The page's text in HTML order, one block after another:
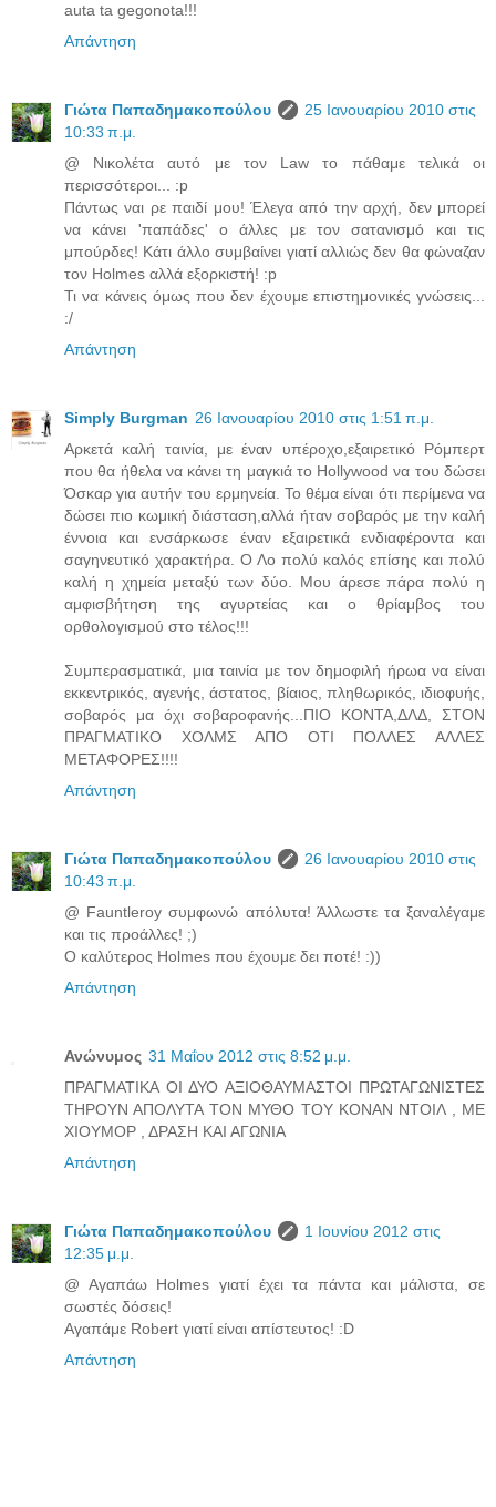
auta ta gegonota!!!
Απάντηση
Γιώτα Παπαδημακοπούλου
25 Ιανουαρίου 2010 στις
10:33 π.μ.
@ Νικολέτα αυτό με τον Law το πάθαμε τελικά οι
περισσότεροι... :p
Πάντως ναι ρε παιδί μου! Έλεγα από την αρχή, δεν μπορεί
να κάνει 'παπάδες' ο άλλες με τον σατανισμό και τις
μπούρδες! Κάτι άλλο συμβαίνει γιατί αλλιώς δεν θα φώναζαν
τον Holmes αλλά εξορκιστή! :p
Τι να κάνεις όμως που δεν έχουμε επιστημονικές γνώσεις...
:/
Απάντηση
Simply Burgman 26 Ιανουαρίου 2010 στις 1:51 π.μ.
Αρκετά καλή ταινία, με έναν υπέροχο,εξαιρετικό Ρόμπερτ
που θα ήθελα να κάνει τη μαγκιά το Hollywood να του δώσει
Όσκαρ για αυτήν του ερμηνεία. Το θέμα είναι ότι περίμενα να
δώσει πιο κωμική διάσταση,αλλά ήταν σοβαρός με την καλή
έννοια και ενσάρκωσε έναν εξαιρετικά ενδιαφέροντα και
σαγηνευτικό χαρακτήρα. Ο Λο πολύ καλός επίσης και πολύ
καλή η χημεία μεταξύ των δύο. Μου άρεσε πάρα πολύ η
αμφισβήτηση της αγυρτείας και ο θρίαμβος του
ορθολογισμού στο τέλος!!!
Συμπερασματικά, μια ταινία με τον δημοφιλή ήρωα να είναι
εκκεντρικός, αγενής, άστατος, βίαιος, πληθωρικός, ιδιοφυής,
σοβαρός μα όχι σοβαροφανής...ΠΙΟ ΚΟΝΤΑ,ΔΛΔ, ΣΤΟΝ
ΠΡΑΓΜΑΤΙΚΟ ΧΟΛΜΣ ΑΠΟ ΟΤΙ ΠΟΛΛΕΣ ΑΛΛΕΣ
ΜΕΤΑΦΟΡΕΣ!!!!
Απάντηση
Γιώτα Παπαδημακοπούλου
26 Ιανουαρίου 2010 στις
10:43 π.μ.
@ Fauntleroy συμφωνώ απόλυτα! Άλλωστε τα ξαναλέγαμε
και τις προάλλες! ;)
Ο καλύτερος Holmes που έχουμε δει ποτέ! :))
Απάντηση
Ανώνυμος 31 Μαΐου 2012 στις 8:52 μ.μ.
ΠΡΑΓΜΑΤΙΚΑ ΟΙ ΔΥΟ ΑΞΙΟΘΑΥΜΑΣΤΟΙ ΠΡΩΤΑΓΩΝΙΣΤΕΣ
ΤΗΡΟΥΝ ΑΠΟΛΥΤΑ ΤΟΝ ΜΥΘΟ ΤΟΥ ΚΟΝΑΝ ΝΤΟΙΛ , ΜΕ
ΧΙΟΥΜΟΡ , ΔΡΑΣΗ ΚΑΙ ΑΓΩΝΙΑ
Απάντηση
Γιώτα Παπαδημακοπούλου
1 Ιουνίου 2012 στις
12:35 μ.μ.
@ Αγαπάω Holmes γιατί έχει τα πάντα και μάλιστα, σε
σωστές δόσεις!
Αγαπάμε Robert γιατί είναι απίστευτος! :D
Απάντηση